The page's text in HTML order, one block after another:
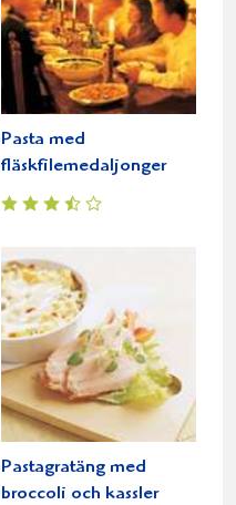
Pasta med
fläskfilemedaljonger
Pastagratäng med
broccoli och kassler